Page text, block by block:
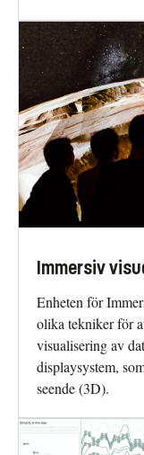
Immersiv
Enheten för
olika tekniker för
visualisering av
displaysystem,
seende (3D).